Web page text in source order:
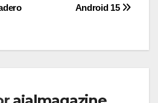
Android 15